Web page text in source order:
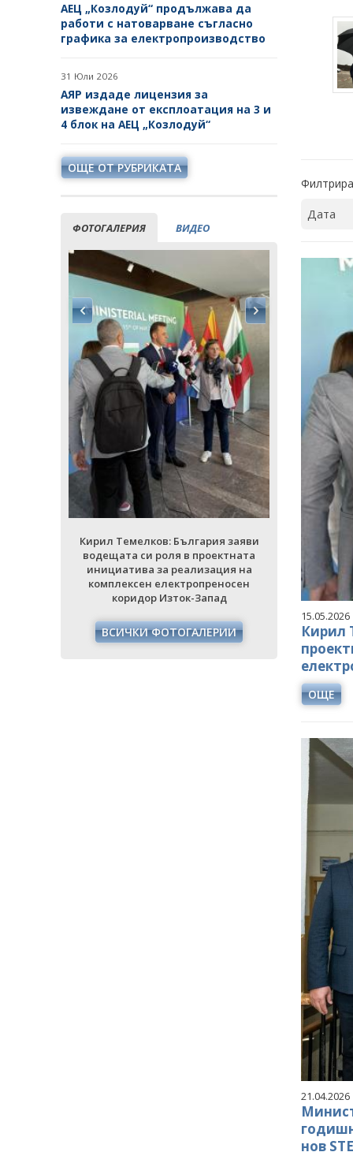
АЕЦ „Козлодуй“ продължава да
работи с натоварване съгласно
графика за електропроизводство
31 Юли 2026
АЯР издаде лицензия за
извеждане от експлоатация на 3 и
4 блок на АЕЦ „Козлодуй“
ОЩЕ ОТ РУБРИКАТА
ФОТОГАЛЕРИЯ ВИДЕО
Кирил Темелков: България заяви
водещата си роля в проектната
инициатива за реализация на
комплексен електропреносен
коридор Изток-Запад
ВСИЧКИ ФОТОГАЛЕРИИ
Кирил
15.05.2026
Кирил
ОЩЕ
21.04.2026
нов